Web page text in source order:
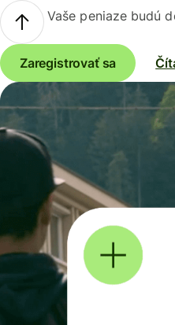
Vaše peniaze budú
Zaregistrovať sa